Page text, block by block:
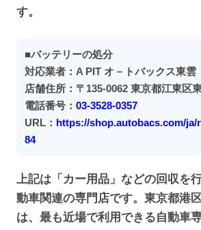
す。
■バッテリーの処分
対応業者：A PIT オ－トバックス東雲
店舗住所：〒135-0062 東京都江東区
電話番号： 03-3528-0357
URL： https://shop.autobacs.com/ja/
84
上記は「カー用品」などの回収を
動車関連の専門店です。東京都港
は、最も近場で利用できる自動車